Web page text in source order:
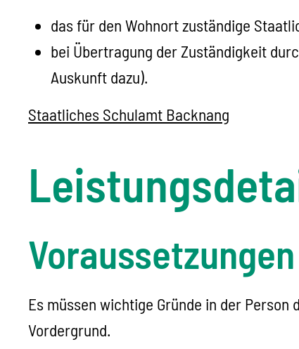
das für den Wohnort zuständige
bei Übertragung der Zuständigkeit
Auskunft dazu).
Staatliches Schulamt Backnang
Voraussetzungen
Es müssen wichtige Gründe in der Person
Vordergrund.